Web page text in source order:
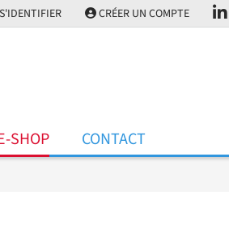
CRÉER UN COMPTE
SHOP CONTACT